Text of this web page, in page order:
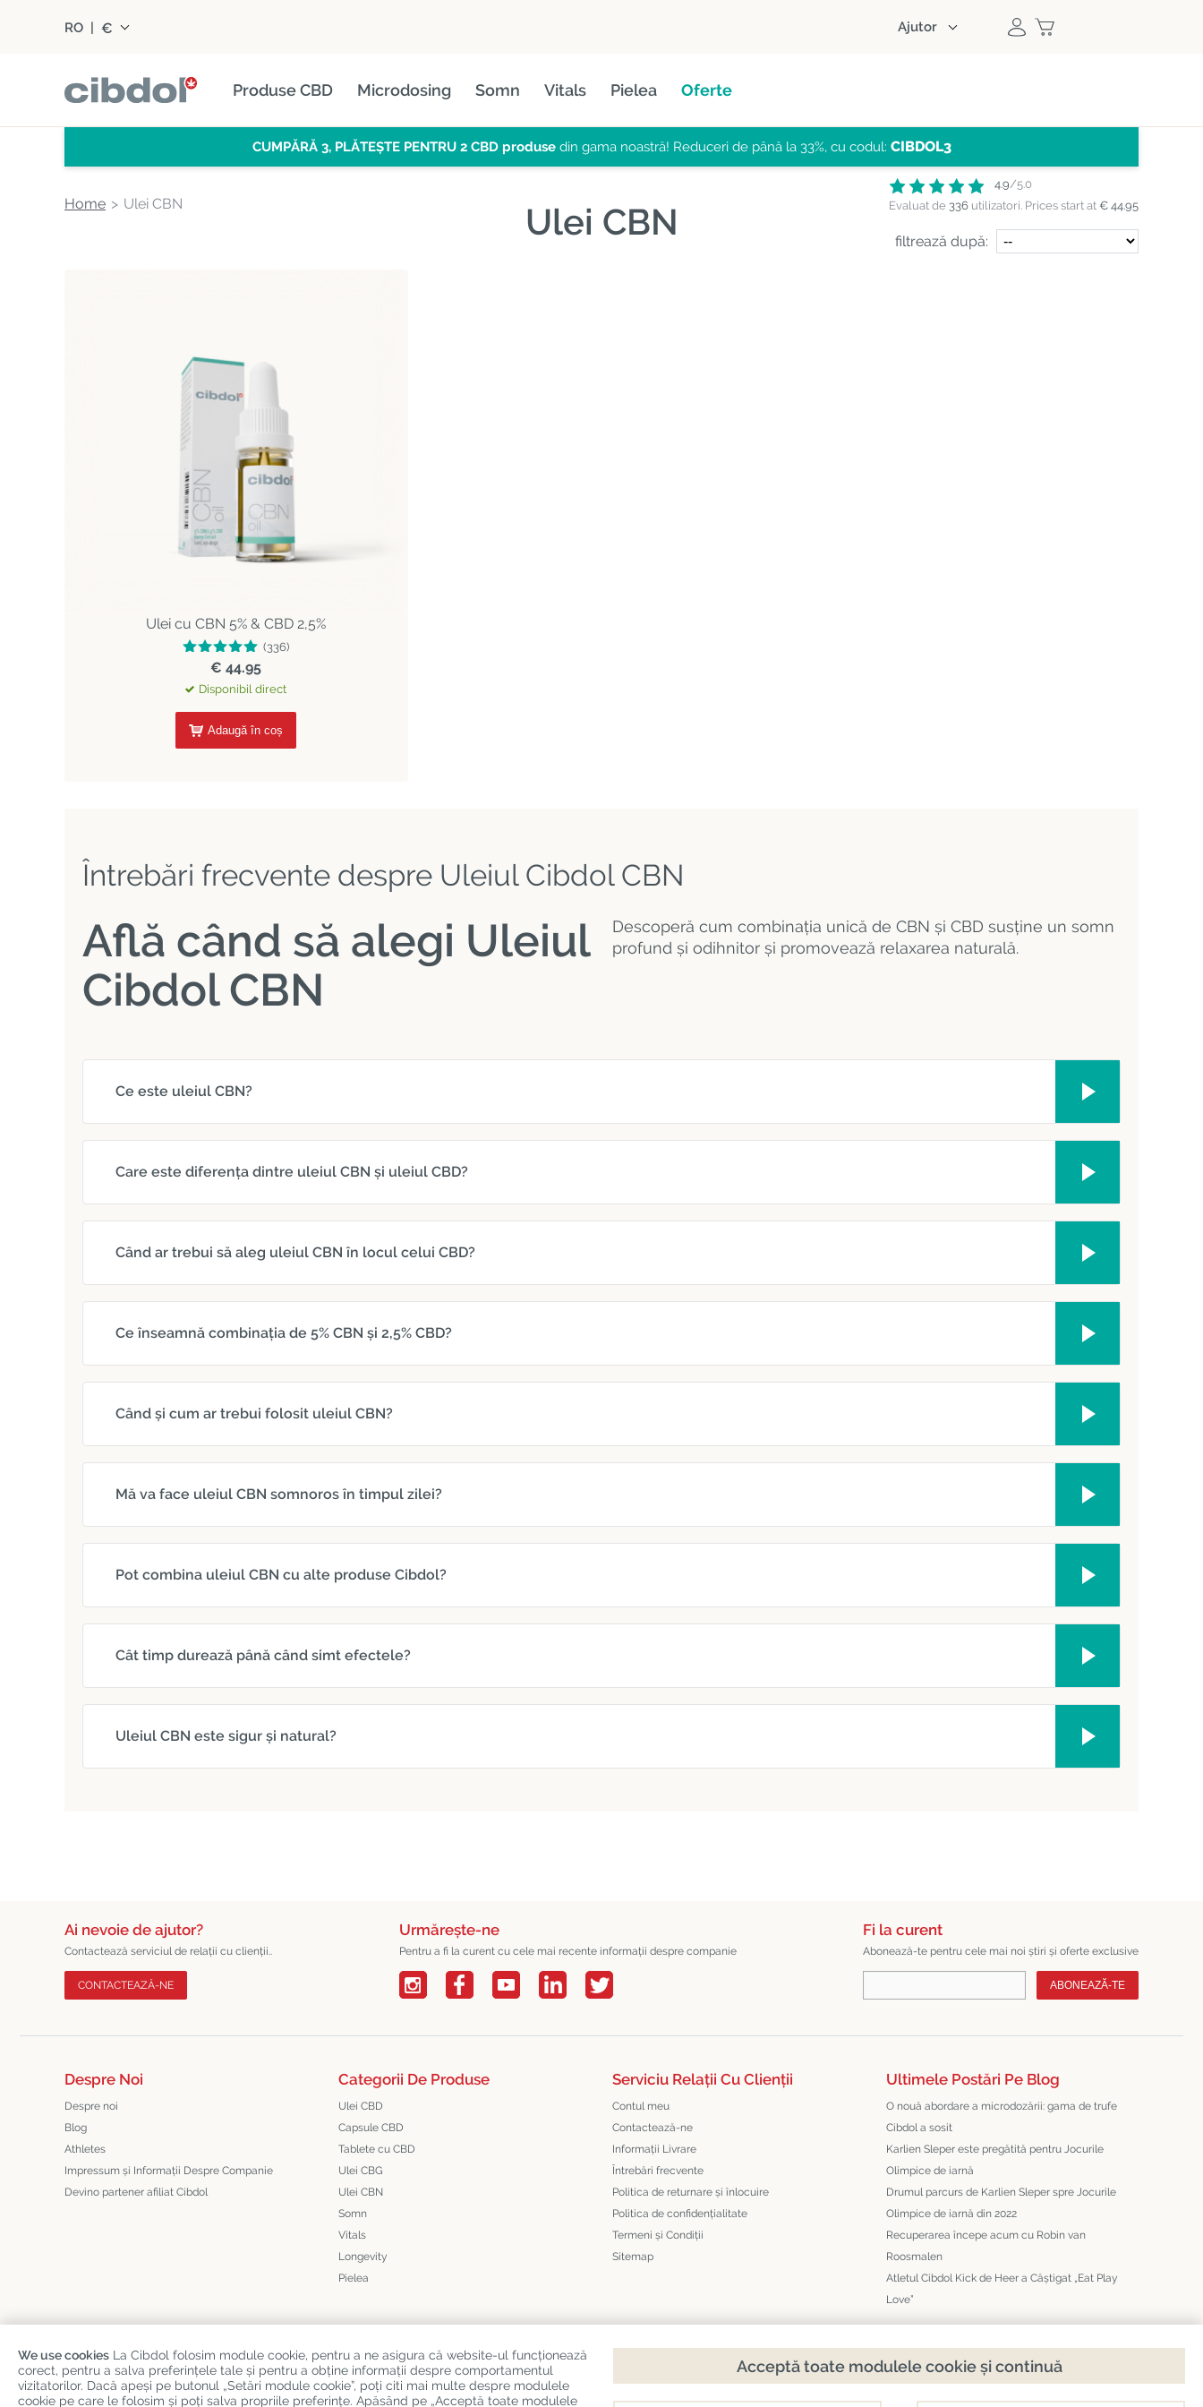
RO | € Ajutor
Produse CBD Microdosing Somn Vitals Pielea Oferte
CUMPĂRĂ 3, PLĂTEȘTE PENTRU 2 CBD produsedin gama noastră! Reduceri de până la 33%, cu codul: CIBDOL3
Home Ulei CBN Ulei CBN
4.9/5.0
Evaluat de 336 utilizatori. Prices start at € 44.95
filtrează după:
Ulei cu CBN 5% & CBD 2,5%
(336)
€ 44.95
Disponibil direct
Adaugă în coș
Întrebări frecvente despre Uleiul Cibdol CBN
Află când să alegi Uleiul
Cibdol CBN
Descoperă cum combinația unică de CBN și CBD susține un somn
profund și odihnitor și promovează relaxarea naturală.
Ce este uleiul CBN?
Care este diferența dintre uleiul CBN și uleiul CBD?
Când ar trebui să aleg uleiul CBN în locul celui CBD?
Ce înseamnă combinația de 5% CBN și 2,5% CBD?
Când și cum ar trebui folosit uleiul CBN?
Mă va face uleiul CBN somnoros în timpul zilei?
Pot combina uleiul CBN cu alte produse Cibdol?
Cât timp durează până când simt efectele?
Uleiul CBN este sigur și natural?
Ai nevoie de ajutor?
Contactează serviciul de relații cu clienții..
CONTACTEAZĂ-NE
Urmărește-ne
Pentru a fi la curent cu cele mai recente informații despre companie
Fi la curent
Abonează-te pentru cele mai noi știri și oferte exclusive
ABONEAZĂ-TE
Despre Noi
Despre noi
Blog
Athletes
Impressum și Informații Despre Companie
Devino partener afiliat Cibdol
Categorii De Produse
Ulei CBD
Capsule CBD
Tablete cu CBD
Ulei CBG
Ulei CBN
Somn
Vitals
Longevity
Pielea
Serviciu Relații Cu Clienții
Contul meu
Contactează-ne
Informații Livrare
Întrebări frecvente
Politica de returnare și înlocuire
Politica de confidențialitate
Termeni și Condiții
Sitemap
Ultimele Postări Pe Blog
O nouă abordare a microdozării: gama de trufe
Cibdol a sosit
Karlien Sleper este pregătită pentru Jocurile
Olimpice de iarnă
Drumul parcurs de Karlien Sleper spre Jocurile
Olimpice de iarnă din 2022
Recuperarea începe acum cu Robin van
Roosmalen
Atletul Cibdol Kick de Heer a Câștigat „Eat Play
Love”
We use cookies La Cibdol folosim module cookie, pentru a ne asigura că website-ul funcționează
corect, pentru a salva preferințele tale și pentru a obține informații despre comportamentul
vizitatorilor. Dacă apeși pe butonul „Setări module cookie”, poți citi mai multe despre modulele
cookie pe care le folosim și poți salva propriile preferințe. Apăsând pe „Acceptă toate modulele
Acceptă toate modulele cookie și continuă
Copyright©Cibdol Last updated 07-08-2026
Cibdol bv, Handelsweg 1a, 5492NL Sint-Oedenrode, the Netherlands